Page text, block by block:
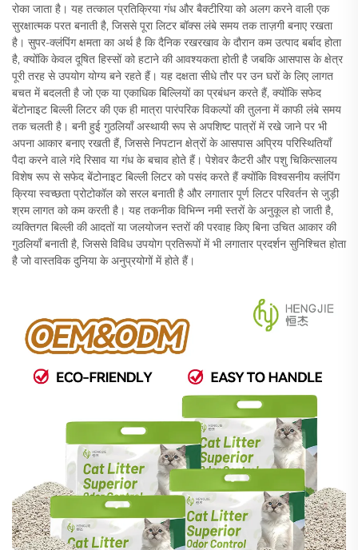
रोका जाता है। यह तत्काल प्रतिक्रिया गंध और बैक्टीरिया को अलग करने वाली एक
सुरक्षात्मक परत बनाती है, जिससे पूरा लिटर बॉक्स लंबे समय तक ताज़गी बनाए रखता
है। सुपर-क्लंपिंग क्षमता का अर्थ है कि दैनिक रखरखाव के दौरान कम उत्पाद बर्बाद होता
है, क्योंकि केवल दूषित हिस्सों को हटाने की आवश्यकता होती है जबकि आसपास के क्षेत्र
पूरी तरह से उपयोग योग्य बने रहते हैं। यह दक्षता सीधे तौर पर उन घरों के लिए लागत
बचत में बदलती है जो एक या एकाधिक बिल्लियों का प्रबंधन करते हैं, क्योंकि सफेद
बेंटोनाइट बिल्ली लिटर की एक ही मात्रा पारंपरिक विकल्पों की तुलना में काफी लंबे समय
तक चलती है। बनी हुई गुठलियाँ अस्थायी रूप से अपशिष्ट पात्रों में रखे जाने पर भी
अपना आकार बनाए रखती हैं, जिससे निपटान क्षेत्रों के आसपास अप्रिय परिस्थितियाँ
पैदा करने वाले गंदे रिसाव या गंध के बचाव होते हैं। पेशेवर कैटरी और पशु चिकित्सालय
विशेष रूप से सफेद बेंटोनाइट बिल्ली लिटर को पसंद करते हैं क्योंकि विश्वसनीय क्लंपिंग
क्रिया स्वच्छता प्रोटोकॉल को सरल बनाती है और लगातार पूर्ण लिटर परिवर्तन से जुड़ी
श्रम लागत को कम करती है। यह तकनीक विभिन्न नमी स्तरों के अनुकूल हो जाती है,
व्यक्तिगत बिल्ली की आदतों या जलयोजन स्तरों की परवाह किए बिना उचित आकार की
गुठलियाँ बनाती है, जिससे विविध उपयोग प्रतिरूपों में भी लगातार प्रदर्शन सुनिश्चित होता
है जो वास्तविक दुनिया के अनुप्रयोगों में होते हैं।